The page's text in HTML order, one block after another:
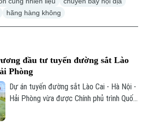
hãng hàng không
đầu tư tuyến đường sắt Lào
Phòng
Dự án tuyến đường sắt Lào Cai - Hà Nội -
Hải Phòng vừa được Chính phủ trình Quốc